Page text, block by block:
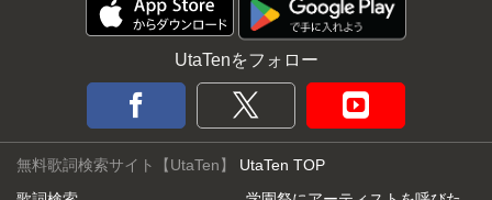
UtaTenをフォロー
無料歌詞検索サイト【UtaTen】 UtaTen TOP